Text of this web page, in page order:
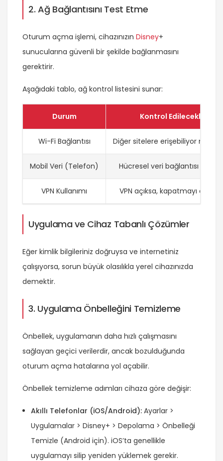
2. Ağ Bağlantısını Test Etme
Oturum açma işlemi, cihazınızın Disney+
sunucularına güvenli bir şekilde bağlanmasını
gerektirir.
Aşağıdaki tablo, ağ kontrol listesini sunar:
Durum Kontrol Edilecekler
Wi-Fi Bağlantısı Diğer sitelere erişebiliyor
Mobil Veri (Telefon) Hücresel veri bağlantısı açık
VPN Kullanımı VPN açıksa, kapatmayı
Uygulama ve Cihaz Tabanlı Çözümler
Eğer kimlik bilgileriniz doğruysa ve internetiniz
çalışıyorsa, sorun büyük olasılıkla yerel cihazınızda
demektir.
3. Uygulama Önbelleğini Temizleme
Önbellek, uygulamanın daha hızlı çalışmasını
sağlayan geçici verilerdir, ancak bozulduğunda
oturum açma hatalarına yol açabilir.
Önbellek temizleme adımları cihaza göre değişir:
Akıllı Telefonlar (iOS/Android): Ayarlar >
Uygulamalar > Disney+ > Depolama > Önbelleği
Temizle (Android için). iOS’ta genellikle
uygulamayı silip yeniden yüklemek gerekir.